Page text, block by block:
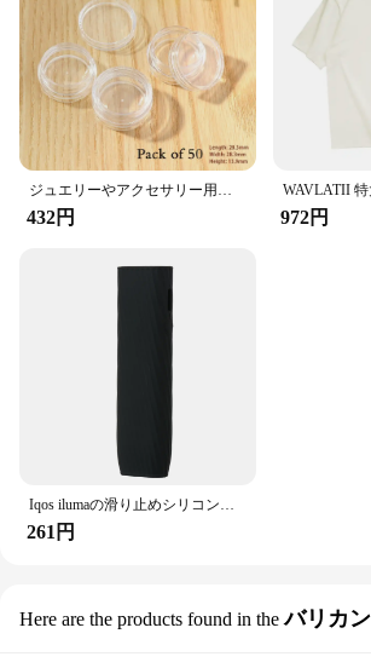
432円 972円
261円
Here are the products found in the バリカン